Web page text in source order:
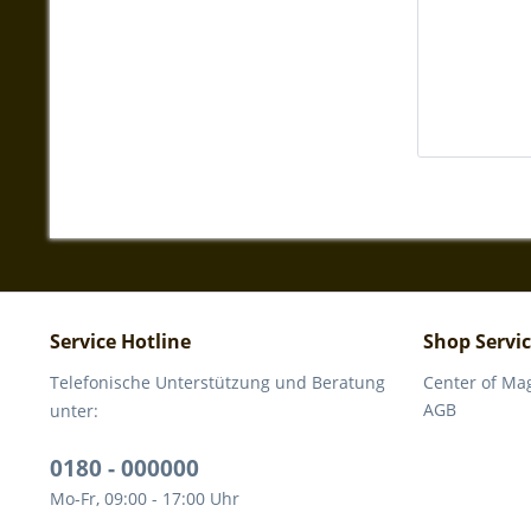
Service Hotline
Telefonische Unterstützung und Beratung
unter:
0180 - 000000
Mo-Fr, 09:00 - 17:00 Uhr
Shop
Center of
AGB